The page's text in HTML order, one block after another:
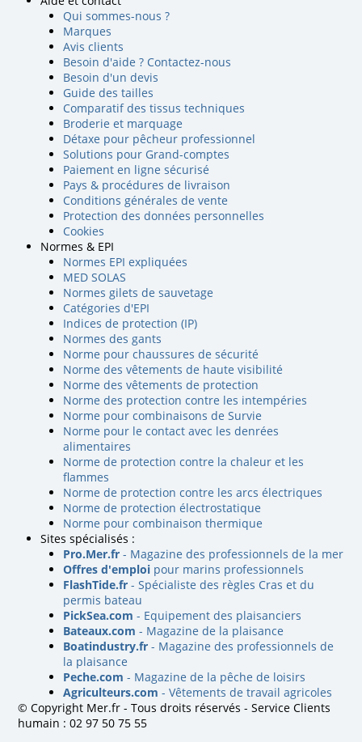
Qui sommes-nous ?
Marques
Avis clients
Besoin d'aide ? Contactez-nous
Besoin d'un devis
Guide des tailles
Comparatif des tissus techniques
Broderie et marquage
Détaxe pour pêcheur professionnel
Solutions pour Grand-comptes
Paiement en ligne sécurisé
Pays & procédures de livraison
Conditions générales de vente
Protection des données personnelles
Cookies
Normes & EPI
Normes EPI expliquées
MED SOLAS
Normes gilets de sauvetage
Catégories d'EPI
Indices de protection (IP)
Normes des gants
Norme pour chaussures de sécurité
Norme des vêtements de haute visibilité
Norme des vêtements de protection
Norme des protection contre les intempéries
Norme pour combinaisons de Survie
Norme pour le contact avec les denrées
alimentaires
Norme de protection contre la chaleur et les
flammes
Norme de protection contre les arcs électriques
Norme de protection électrostatique
Norme pour combinaison thermique
Sites spécialisés :
Pro.Mer.fr - Magazine des professionnels de la mer
Offres d'emploi pour marins professionnels
FlashTide.fr - Spécialiste des règles Cras et du
permis bateau
PickSea.com - Equipement des plaisanciers
Bateaux.com - Magazine de la plaisance
Boatindustry.fr - Magazine des professionnels de
la plaisance
Peche.com - Magazine de la pêche de loisirs
Agriculteurs.com - Vêtements de travail agricoles
© Copyright Mer.fr - Tous droits réservés - Service Clients
humain : 02 97 50 75 55